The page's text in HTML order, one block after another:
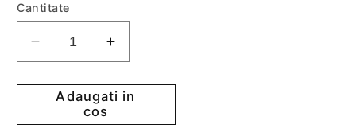
Cantitate
Reduceti
cantitatea
pentru
Set
fixare
Cresteti
cantitatea
pentru
Set
fixare
Adaugati in
cos